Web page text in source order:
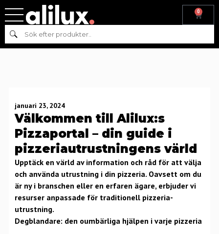
0
Sök
januari 23, 2024
Välkommen till Alilux:s
Pizzaportal – din guide i
pizzeriautrustningens värld
Upptäck en värld av information och råd för att välja
och använda utrustning i din pizzeria. Oavsett om du
är ny i branschen eller en erfaren ägare, erbjuder vi
resurser anpassade för traditionell pizzeria-
utrustning.
Degblandare: den oumbärliga hjälpen i varje pizzeria